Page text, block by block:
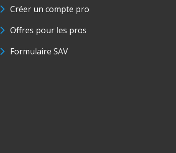
Créer un compte pro
Offres pour les pros
Formulaire SAV